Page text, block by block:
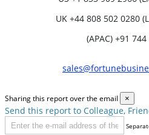
UK +44 808 502 0280
(APAC) +91
Sharing this report over the email ×
Send this report to Colleague,